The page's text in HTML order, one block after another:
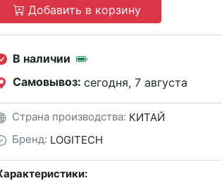
Добавить в корзину
В наличии
Самовывоз: сегодня, 7 августа
Страна производства: КИТАЙ
Бренд: LOGITECH